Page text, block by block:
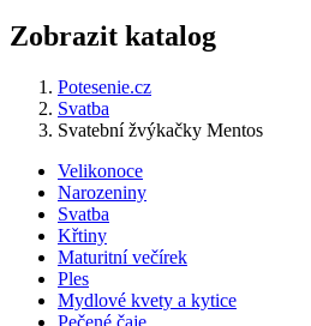
Zobrazit katalog
Potesenie.cz
Svatba
Svatební žvýkačky Mentos
Velikonoce
Narozeniny
Svatba
Křtiny
Maturitní večírek
Ples
Mydlové kvety a kytice
Pečené čaje